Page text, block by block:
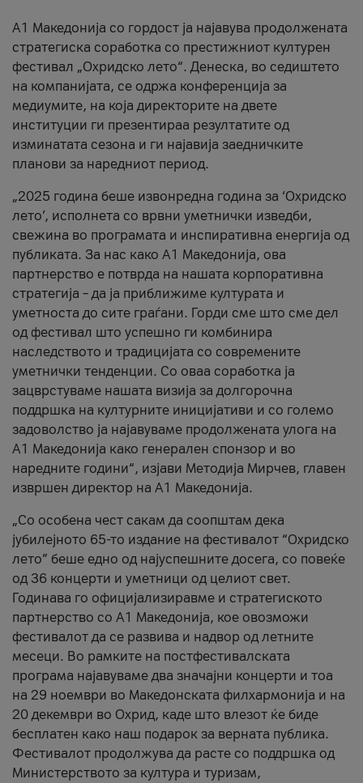
A1 Македонија со гордост ја најавува продолжената
стратегиска соработка со престижниот културен
фестивал „Охридско лето“. Денеска, во седиштето
на компанијата, се одржа конференција за
медиумите, на која директорите на двете
институции ги презентираа резултатите од
изминатата сезона и ги најавија заедничките
планови за наредниот период.
„2025 година беше извонредна година за ‘Охридско
лето’, исполнета со врвни уметнички изведби,
свежина во програмата и инспиративна енергија од
публиката. За нас како A1 Македонија, ова
партнерство е потврда на нашата корпоративна
стратегија – да ја приближиме културата и
уметноста до сите граѓани. Горди сме што сме дел
од фестивал што успешно ги комбинира
наследството и традицијата со современите
уметнички тенденции. Со оваа соработка ја
зацврстуваме нашата визија за долгорочна
поддршка на културните иницијативи и со големо
задоволство ја најавуваме продолжената улога на
A1 Македонија како генерален спонзор и во
наредните години“, изјави Методија Мирчев, главен
извршен директор на A1 Македонија.
„Со особена чест сакам да соопштам дека
јубилејното 65-то издание на фестивалот “Охридско
лето” беше едно од најуспешните досега, со повеќе
од 36 концерти и уметници од целиот свет.
Годинава го официјализиравме и стратегиското
партнерство со А1 Македонија, кое овозможи
фестивалот да се развива и надвор од летните
месеци. Во рамките на постфестивалската
програма најавуваме два значајни концерти и тоа
на 29 ноември во Македонската филхармонија и на
20 декември во Охрид, каде што влезот ќе биде
бесплатен како наш подарок за верната публика.
Фестивалот продолжува да расте со поддршка од
Министерството за култура и туризам,